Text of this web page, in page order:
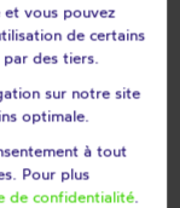
lès-perche
vous pouvez
de certains
des tiers.
sur notre site
optimale.
à tout
Pour plus
de confidentialité.